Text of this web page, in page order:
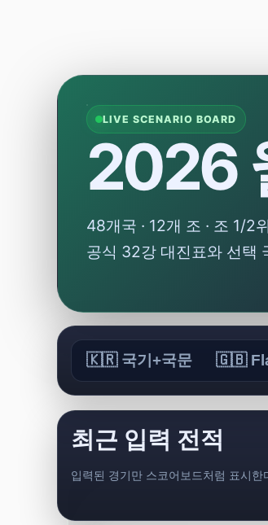
LIVE SCENARIO BOARD
2026
48개국 · 12개 조 · 조 1/
공식 32강 대진표와 선택
🇰🇷 국기+국문 🇬🇧
최근 입력 전적
입력된 경기만 스코어보드처럼 표시한